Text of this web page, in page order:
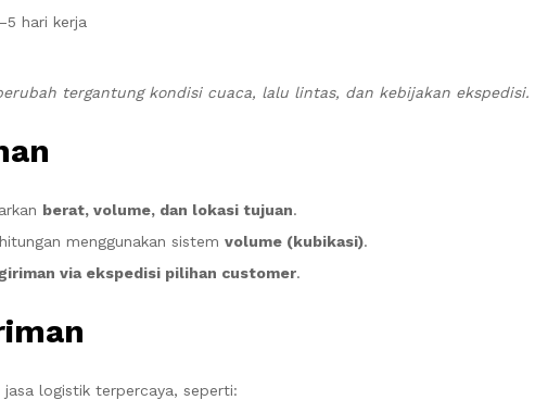
hari kerja
tergantung kondisi cuaca, lalu lintas, dan kebijakan ekspedisi.
berat, volume, dan lokasi tujuan.
menggunakan sistem volume (kubikasi).
via ekspedisi pilihan customer.
logistik terpercaya, seperti: